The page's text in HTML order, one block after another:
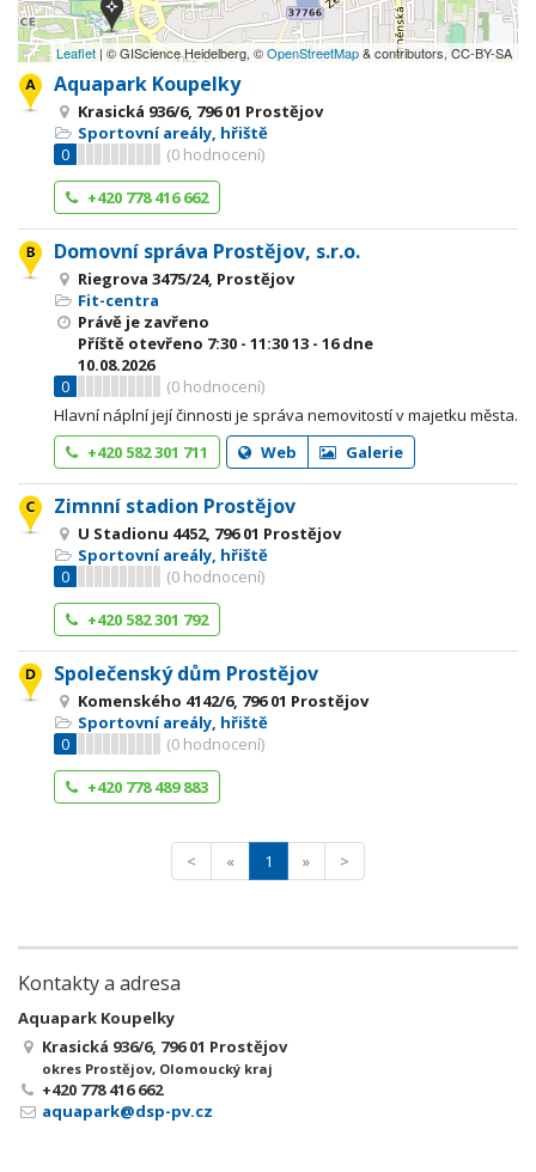
Leaflet | © GIScience Heidelberg, ©OpenStreetMap& contributors, CC-BY-SA
Aquapark Koupelky
Krasická 936/6, 796 01 Prostějov
Sportovní areály, hřiště
0
(0 hodnocení)
+420 778 416 662
Domovní správa Prostějov, s.r.o.
Riegrova 3475/24, Prostějov
Fit-centra
Právě je zavřeno
Příště otevřeno 7:30 - 11:3013 - 16dne
10.08.2026
0
(0 hodnocení)
Hlavní náplní její činnosti je správa nemovitostí v majetku města.
+420 582 301 711
Web Galerie
Zimnní stadion Prostějov
U Stadionu 4452, 796 01 Prostějov
Sportovní areály, hřiště
0
(0 hodnocení)
+420 582 301 792
Společenský dům Prostějov
Komenského 4142/6, 796 01 Prostějov
Sportovní areály, hřiště
0
(0 hodnocení)
+420 778 489 883
< « 1 » >
Kontakty a adresa
Aquapark Koupelky
Krasická 936/6, 796 01 Prostějov
okres Prostějov, Olomoucký kraj
+420 778 416 662
aquapark@dsp-pv.cz